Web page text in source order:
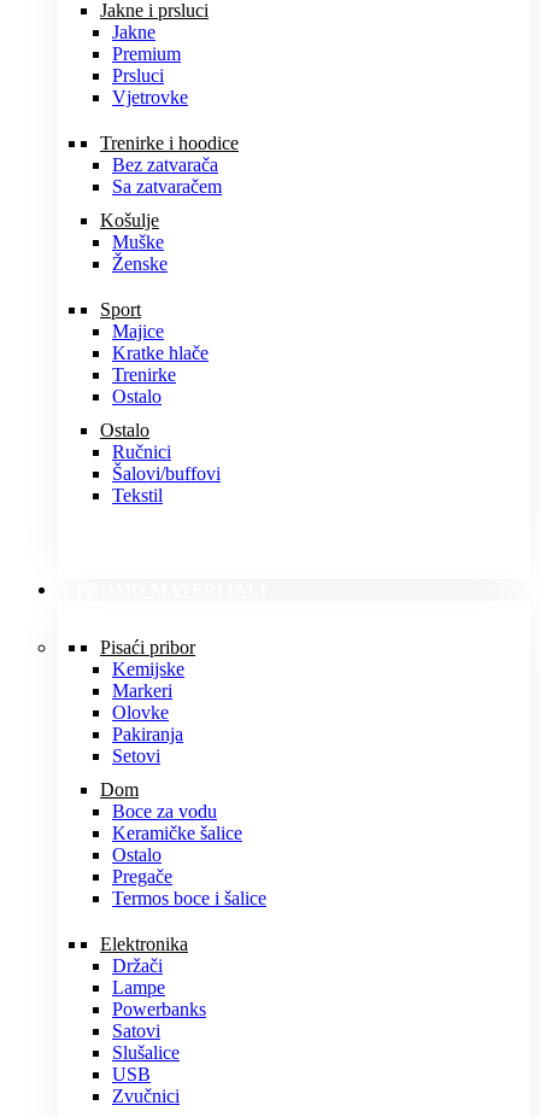
Jakne i prsluci
Jakne
Premium
Prsluci
Vjetrovke
Trenirke i hoodice
Bez zatvarača
Sa zatvaračem
Košulje
Muške
Ženske
Sport
Majice
Kratke hlače
Trenirke
Ostalo
Ostalo
Ručnici
Šalovi/buffovi
Tekstil
Pisaći pribor
Kemijske
Markeri
Olovke
Pakiranja
Setovi
Dom
Boce za vodu
Keramičke šalice
Ostalo
Pregače
Termos boce i šalice
Elektronika
Držači
Lampe
Powerbanks
Satovi
Slušalice
USB
Zvučnici